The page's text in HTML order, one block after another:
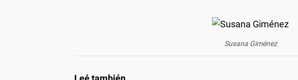
Susana Giménez